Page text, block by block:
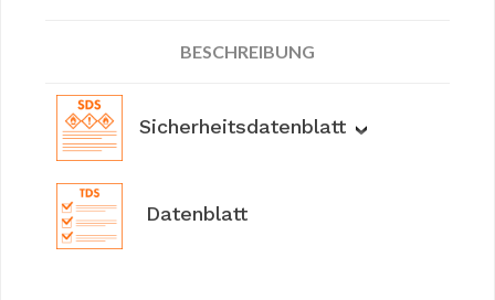
BESCHREIBUNG
Sicherheitsdatenblatt
Datenblatt